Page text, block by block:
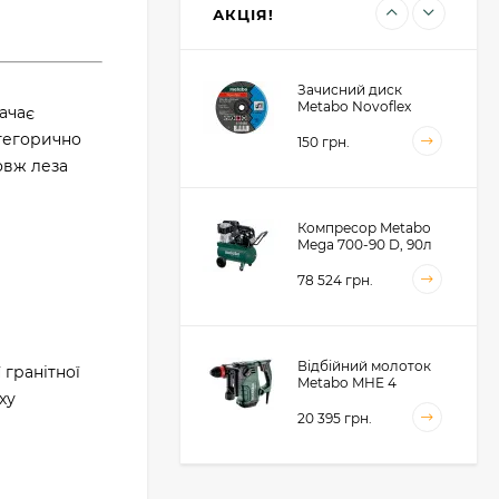
леза
АКЦІЯ!
Зачисний диск
Metabo Novoflex
(616468000)
150 грн.
Компресор Metabo
Mega 700-90 D, 90л
78 524 грн.
Відбійний молоток
Metabo MHE 4
20 395 грн.